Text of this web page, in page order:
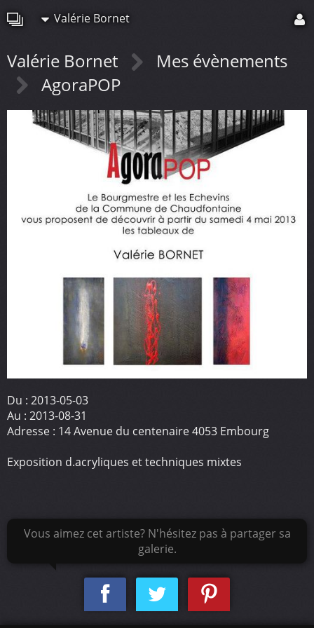
Valérie Bornet
Valérie Bornet
Mes évènements
AgoraPOP
Du : 2013-05-03
Au : 2013-08-31
Adresse : 14 Avenue du centenaire 4053 Embourg
Exposition d.acryliques et techniques mixtes
Vous aimez cet artiste? N'hésitez pas à partager sa
galerie.